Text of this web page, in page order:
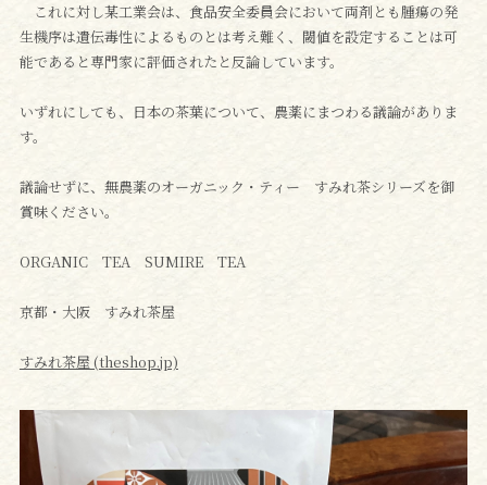
これに対し某工業会は、食品安全委員会において両剤とも腫瘍の発
生機序は遺伝毒性によるものとは考え難く、閾値を設定することは可
能であると専門家に評価されたと反論しています。
いずれにしても、日本の茶葉について、農薬にまつわる議論がありま
す。
議論せずに、無農薬のオーガニック・ティー すみれ茶シリーズを御
賞味ください。
ORGANIC TEA SUMIRE TEA
京都・大阪 すみれ茶屋
すみれ茶屋 (theshop.jp)